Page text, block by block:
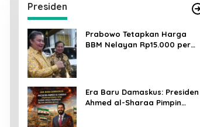
Presiden
Prabowo Tetapkan Harga
BBM Nelayan Rp15.000 per
Era Baru Damaskus: Presiden
Ahmed al-Sharaa Pimpin